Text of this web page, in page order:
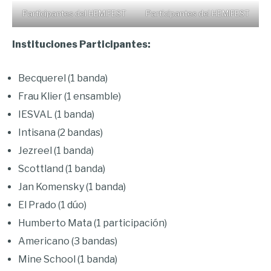
Participantes del HEMIFEST Participantes del HEMIFEST
Instituciones Participantes:
Becquerel (1 banda)
Frau Klier (1 ensamble)
IESVAL (1 banda)
Intisana (2 bandas)
Jezreel (1 banda)
Scottland (1 banda)
Jan Komensky (1 banda)
El Prado (1 dúo)
Humberto Mata (1 participación)
Americano (3 bandas)
Mine School (1 banda)